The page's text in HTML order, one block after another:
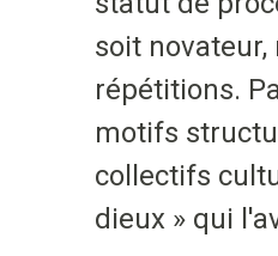
soit
répétitions.
motifs
collectifs
dieux » qui